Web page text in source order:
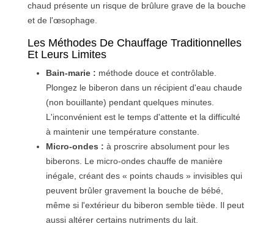
chaud présente un risque de brûlure grave de la bouche
et de l'œsophage.
Les Méthodes De Chauffage Traditionnelles
Et Leurs Limites
Bain-marie : méthode douce et contrôlable.
Plongez le biberon dans un récipient d'eau chaude
(non bouillante) pendant quelques minutes.
L'inconvénient est le temps d'attente et la difficulté
à maintenir une température constante.
Micro-ondes : à proscrire absolument pour les
biberons. Le micro-ondes chauffe de manière
inégale, créant des « points chauds » invisibles qui
peuvent brûler gravement la bouche de bébé,
même si l'extérieur du biberon semble tiède. Il peut
aussi altérer certains nutriments du lait.